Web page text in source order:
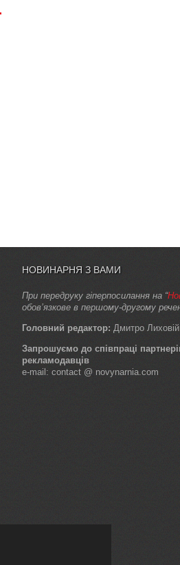
НОВИНАРНЯ З ВАМИ
При передруку гіперпосилання на “
обов’язкове в першому-другому
Головний редактор: Дмитро Лиховій
Запрошуємо до співпраці
рекламодавців
e-mail: contact @ novynarnia.com